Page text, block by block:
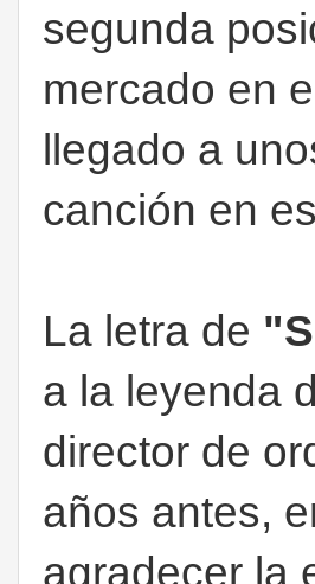
segunda
mercado en
llegado a
canción en
La letra de
a la leyenda
director de
años antes,
agradecer la